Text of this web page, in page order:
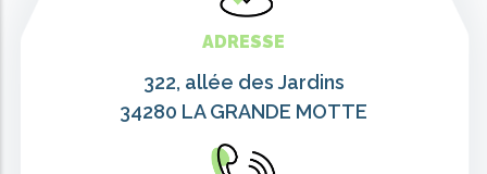
ADRESSE
322, allée des Jardins
34280 LA GRANDE MOTTE